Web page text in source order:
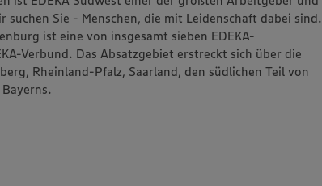
suchen Sie - Menschen, die mit Leidenschaft dabei sind.
ist eine von insgesamt sieben EDEKA-
Verbund. Das Absatzgebiet erstreckt sich über die
Rheinland-Pfalz, Saarland, den südlichen Teil von